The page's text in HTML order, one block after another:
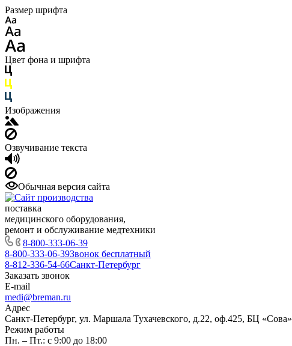
Размер шрифта
Цвет фона и шрифта
Изображения
Озвучивание текста
Обычная версия сайта
поставка
медицинского оборудования,
ремонт и обслуживание медтехники
8-800-333-06-39
8-800-333-06-39Звонок бесплатный
8-812-336-54-66Санкт-Петербург
Заказать звонок
E-mail
medi@breman.ru
Адрес
Санкт-Петербург, ул. Маршала Тухачевского, д.22, оф.425, БЦ «Сова»
Режим работы
Пн. – Пт.: с 9:00 до 18:00